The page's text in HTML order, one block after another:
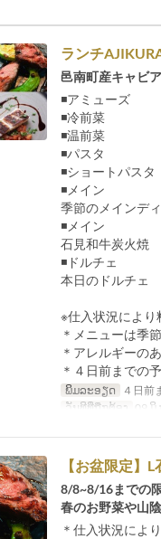
ランチ
邑南町産キャビ
◾️アミューズ
◾️冷前菜
◾️温前菜
◾️パスタ
◾️ショートパスタ
◾️メイン
季節のメインデ
◾️メイン
石見和牛炭火焼
◾️ドルチェ
本日のドルチェ
※仕入状況により
＊メニューは季
＊アレルギーの
＊４日前までの
ພິມລະອຽດ
４日前
ວັນທີທີ່ຖືກຕ້ອງ
09 ມິ
【お盆限定】
8/8~8/16までの
春のお野菜や山
＊仕入状況によ